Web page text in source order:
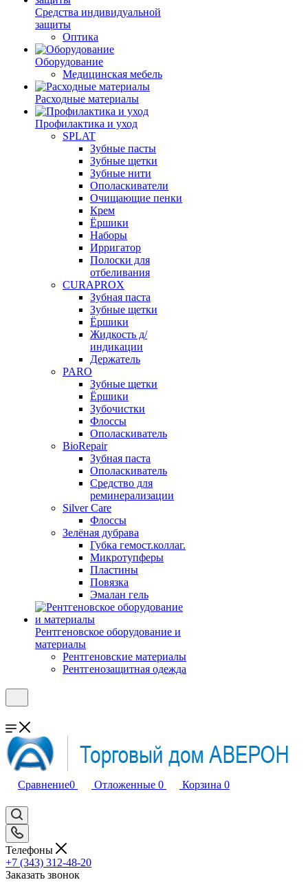
Средства индивидуальной
защиты
Оптика
Оборудование
Медицинская мебель
Расходные материалы
Профилактика и уход
SPLAT
Зубные пасты
Зубные щетки
Зубные нити
Ополаскиватели
Очищающие пенки
Крем
Ёршики
Наборы
Ирригатор
Полоски для
отбеливания
CURAPROX
Зубная паста
Зубные щетки
Ёршики
Жидкость д/
индикации
Держатель
PARO
Зубные щетки
Ёршики
Зубочистки
Флоссы
Ополаскиватель
BioRepair
Зубная паста
Ополаскиватель
Средство для
реминерализации
Silver Care
Флоссы
Зелёная дубрава
Губка гемост.коллаг.
Микротупферы
Пластины
Повязка
Эмалан гель
Рентгеновское оборудование и
материалы
Рентгеновские материалы
Рентгенозащитная одежда
Сравнение0 Отложенные 0 Корзина 0
Телефоны
+7 (343) 312-48-20
Заказать звонок